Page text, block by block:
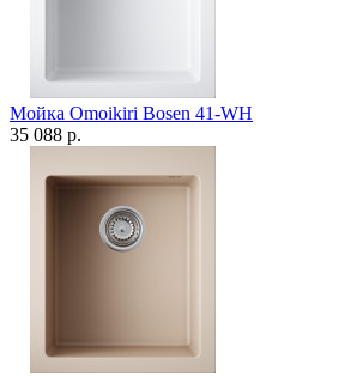
Мойка Omoikiri Bosen 41-WH
35 088 р.